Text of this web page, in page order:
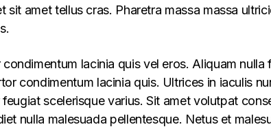
sit amet tellus cras. Pharetra massa massa
lacinia quis vel eros. Aliquam nulla
condimentum lacinia quis. Ultrices in iaculis
scelerisque varius. Sit amet volutpat
nulla malesuada pellentesque. Netus et